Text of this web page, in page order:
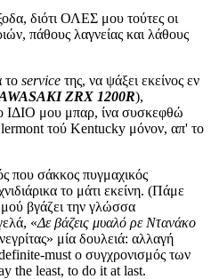
διότι ΟΛΕΣ μου τούτες οι
πάθους λαγνείας και λάθους
το service της, να ψάξει εκείνος εν
ZRX 1200R),
ΙΔΙΟ μου μπαρ, ίνα συσκεφθώ
τού Kentucky μόνον, απ' το
που σάκκος πυγμαχικός
το μάτι εκείνη. (Πάμε
μού βγάζει την γλώσσα
«Δε βάζεις μυαλό ρε Ντανάκο
μία δουλειά: αλλαγή
must o συγχρονισμός των
the least, to do it at last.